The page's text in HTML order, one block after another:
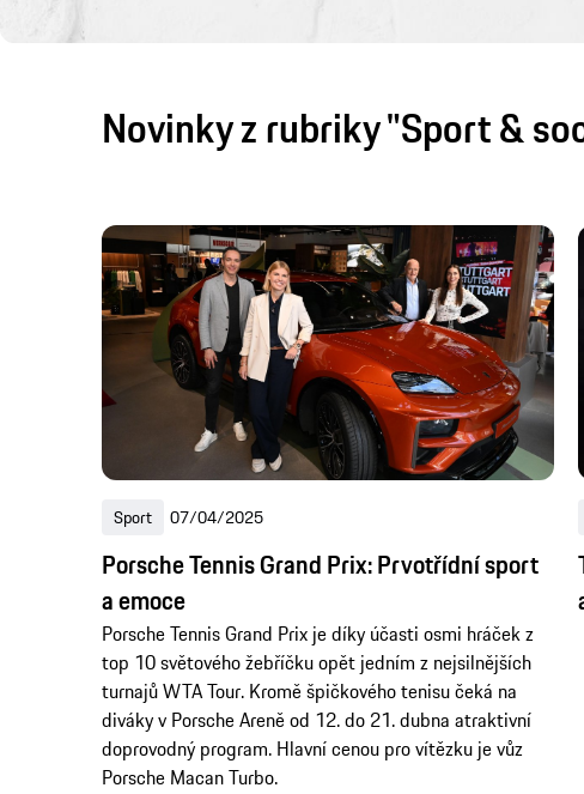
Novinky z rubriky "Sport &
Sport 07/04/2025
Porsche Tennis Grand Prix: Prvotřídní sport
a emoce
Porsche Tennis Grand Prix je díky účasti osmi hráček z
top 10 světového žebříčku opět jedním z nejsilnějších
turnajů WTA Tour. Kromě špičkového tenisu čeká na
diváky v Porsche Areně od 12. do 21. dubna atraktivní
doprovodný program. Hlavní cenou pro vítězku je vůz
Porsche Macan Turbo.